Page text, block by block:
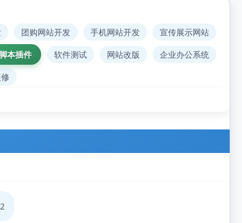
团购网站开发 手机网站开发
宣传展示网站
脚本插件 软件测试 网站改版
企业办公系统